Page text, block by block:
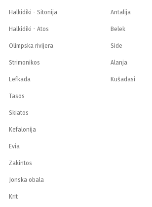
Halkidiki - Sitonija
Halkidiki - Atos
Olimpska rivijera
Strimonikos
Lefkada
Tasos
Skiatos
Kefalonija
Evia
Zakintos
Jonska obala
Krit
Antalija
Belek
Side
Alanja
Kušadasi